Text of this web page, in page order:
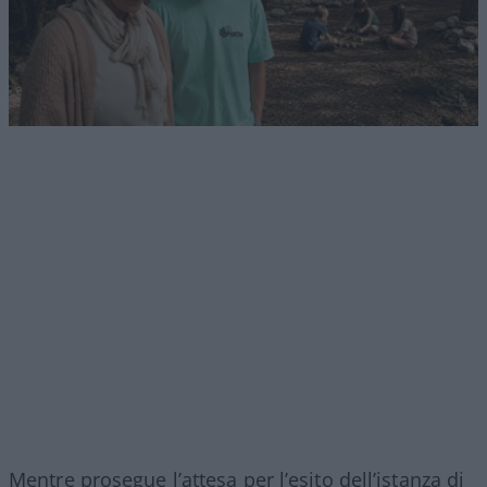
Mentre prosegue l’attesa per l’esito dell’istanza di